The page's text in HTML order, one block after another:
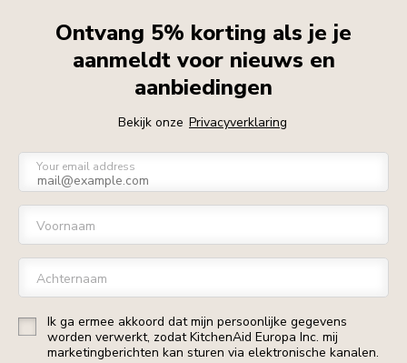
Ontvang 5% korting als je je
aanmeldt voor nieuws en
aanbiedingen
Bekijk onze Privacyverklaring
Your email address
Voornaam
Achternaam
Ik ga ermee akkoord dat mijn persoonlijke gegevens
worden verwerkt, zodat KitchenAid Europa Inc. mij
marketingberichten kan sturen via elektronische kanalen.